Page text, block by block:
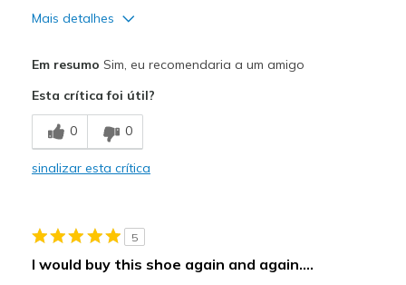
Mais detalhes
Breathe Well
Comfortable
Em resumo Sim, eu recomendaria a um amigo
Esta crítica foi útil?
0 0
sinalizar esta crítica
5
I would buy this shoe again and again....